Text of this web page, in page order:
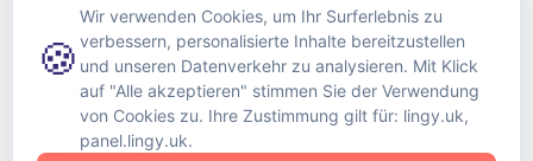
Lingy LTD
First Floor, 59 Coton Road
Nuneaton, Warwickshire
United Kingdom, CV11 5TS
VAT-ID: GB258816369